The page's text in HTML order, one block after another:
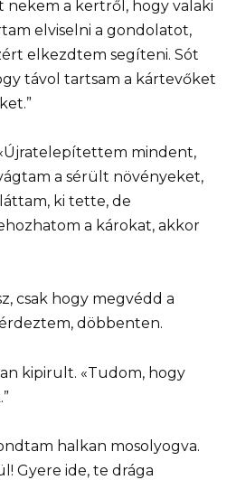
nekem a kertről, hogy valaki
elviselni a gondolatot,
elkezdtem segíteni. Sót
távol tartsam a kártevőket
mindent,
a sérült növényeket,
ki tette, de
a károkat, akkor
csak hogy megvédd a
döbbenten.
kipirult. «Tudom, hogy
halkan mosolyogva.
Gyere ide, te drága